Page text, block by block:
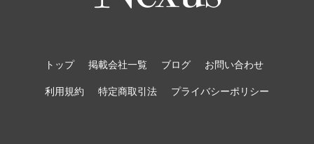
トップ 掲載会社一覧 ブログ お問い合わせ
利用規約 特定商取引法 プライバシーポリシー